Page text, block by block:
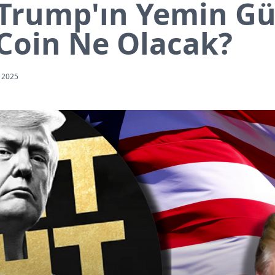
Yemin
Ne Olacak?